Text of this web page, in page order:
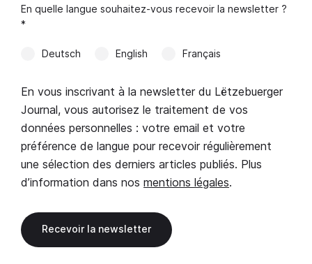
En quelle langue souhaitez-vous recevoir la newsletter ?
*
Deutsch English Français
En vous inscrivant à la newsletter du Lëtzebuerger
Journal, vous autorisez le traitement de vos
données personnelles : votre email et votre
préférence de langue pour recevoir régulièrement
une sélection des derniers articles publiés. Plus
d’information dans nos mentions légales.